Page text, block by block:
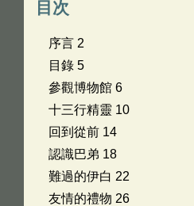
目次
序言 2
目錄 5
參觀博物館 6
十三行精靈 10
回到從前 14
認識巴弟 18
難過的伊白 22
友情的禮物 26